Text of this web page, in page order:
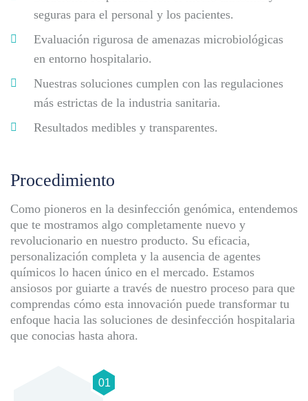
seguras para el personal y los pacientes.
Evaluación rigurosa de amenazas microbiológicas
en entorno hospitalario.
Nuestras soluciones cumplen con las regulaciones
más estrictas de la industria sanitaria.
Resultados medibles y transparentes.
Procedimiento
Como pioneros en la desinfección genómica, entendemos
que te mostramos algo completamente nuevo y
revolucionario en nuestro producto. Su eficacia,
personalización completa y la ausencia de agentes
químicos lo hacen único en el mercado. Estamos
ansiosos por guiarte a través de nuestro proceso para que
comprendas cómo esta innovación puede transformar tu
enfoque hacia las soluciones de desinfección hospitalaria
que conocias hasta ahora.
01